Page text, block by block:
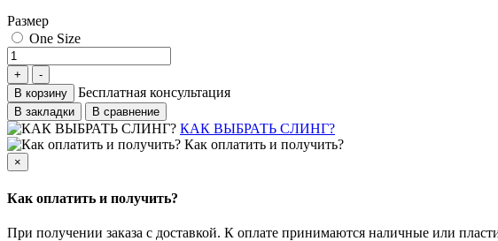
Размер
One Size
В корзину Бесплатная консультация
В закладки В сравнение
КАК ВЫБРАТЬ СЛИНГ?
Как оплатить и получить?
×
Как оплатить и получить?
При получении заказа с доставкой. К оплате принимаются наличные или